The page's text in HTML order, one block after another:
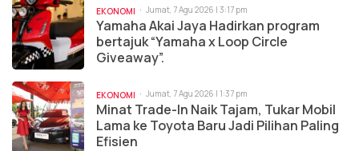
EKONOMI Jumat, 7 Agu 2026 | 3:17 pm
Yamaha Akai Jaya Hadirkan program
bertajuk “Yamaha x Loop Circle
Giveaway”.
EKONOMI Jumat, 7 Agu 2026 | 1:37 pm
Minat Trade-In Naik Tajam, Tukar Mobil
Lama ke Toyota Baru Jadi Pilihan Paling
Efisien